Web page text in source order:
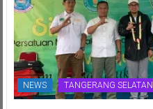
NEWS TANGERANG SELATAN